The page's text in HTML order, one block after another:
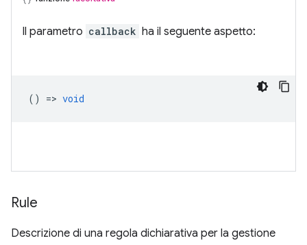
Il parametro callback ha il seguente aspetto:
() => void
Rule
Descrizione di una regola dichiarativa per la gestione